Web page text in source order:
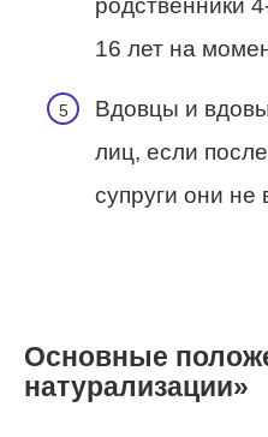
родственники
16 лет на
Вдовцы и
лиц, если
супруги они не
Основные
натурализации»